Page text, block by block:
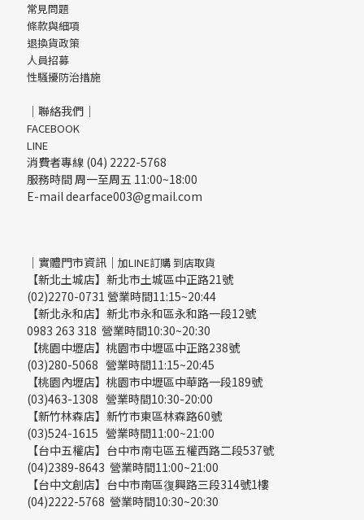
常見問題
條款與細項
退換貨政策
人員招募
性騷擾防治措施
｜聯絡我們｜
FACEBOOK
LINE
消費者專線 (04) 2222-5768
服務時間 周一至周五 11:00~18:00
E-mail dearface003@gmail.com
｜實體門市資訊｜ 加LINE訂購 到店取貨
【新北土城店】新北市土城區中正路21號
(02)2270-0731 營業時間11:15~20:44
【新北永和店】新北市永和區永和路一段12號
0983 263 318 營業時間10:30~20:30
【桃園中壢店】桃園市中壢區中正路238號
(03)280-5068 營業時間11:15~20:45
【桃園內壢店】桃園市中壢區中華路一段189號
(03)463-1308 營業時間10:30-20:00
【新竹林森店】新竹市東區林森路60號
(03)524-1615 營業時間11:00~21:00
【台中五權店】台中市南屯區五權西路二段537號
(04)2389-8643 營業時間11:00~21:00
【台中文創店】台中市南區復興路三段314號1樓
(04)2222-5768 營業時間10:30~20:30